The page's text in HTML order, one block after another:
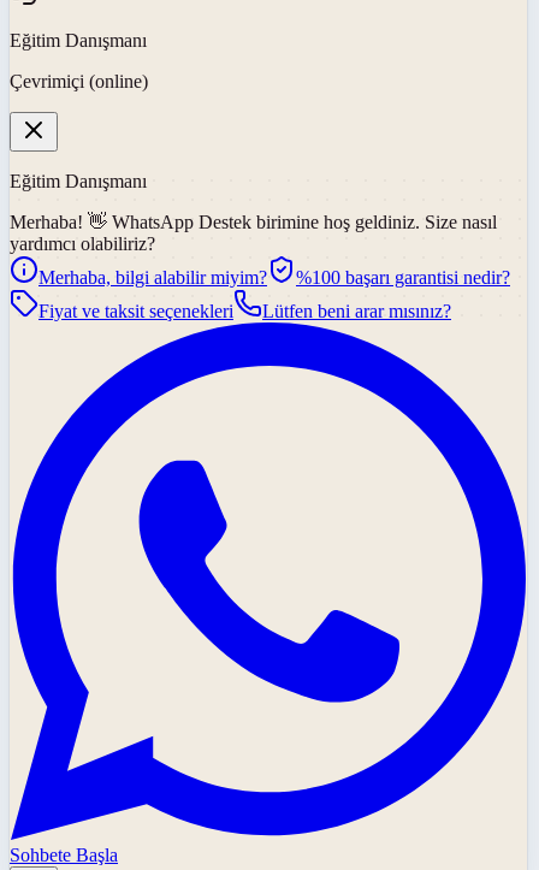
Eğitim Danışmanı
Çevrimiçi (online)
Eğitim Danışmanı
Merhaba! 👋 WhatsApp Destek birimine hoş geldiniz. Size nasıl
yardımcı olabiliriz?
Merhaba, bilgi alabilir miyim?
%100 başarı garantisi nedir?
Fiyat ve taksit seçenekleri
Lütfen beni arar mısınız?
Sohbete Başla